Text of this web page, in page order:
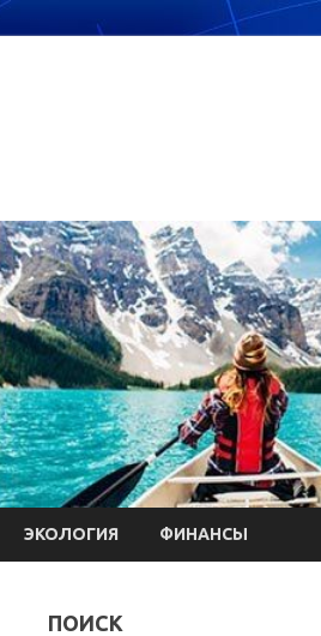
ЭКОЛОГИЯ ФИНАНСЫ
ПОИСК